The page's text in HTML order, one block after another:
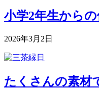
小学2年生から
2026年3月2日
たくさんの素材